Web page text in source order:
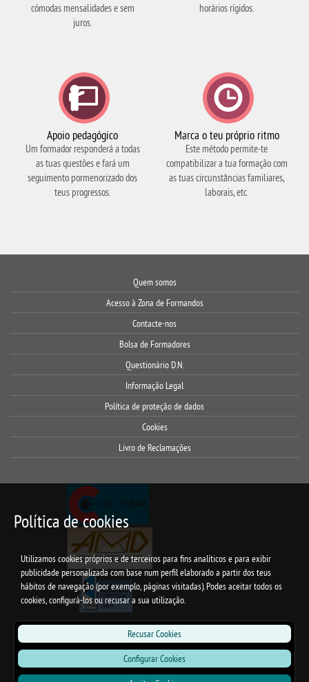
cómodas mensalidades e sem
juros.
horários rígidos.
Apoio pedagógico
Um formador responderá a todas
as tuas questões e fará um
seguimento pormenorizado dos
teus progressos.
Marca o teu próprio ritmo
Este método permite-te
compatibilizar a tua formação com
as tuas circunstâncias familiares,
laborais, etc.
Quem somos
Acesso à Zona de Formandos
Contacte-nos
Bolsa de Formadores
Questionário D.N.
Informação Legal
Política de proteção de dados
Cookies
Livro de Reclamações
Política de cookies
Utilizamos cookies próprios e de terceiros para fins analíticos e para exibir
publicidade personalizada com base num perfil elaborado a partir dos teus
hábitos de navegação (por exemplo, páginas visitadas). Podes aceitar todos os
cookies, configurá-los ou recusar a sua utilização.
Recusar Cookies
Configurar Cookies